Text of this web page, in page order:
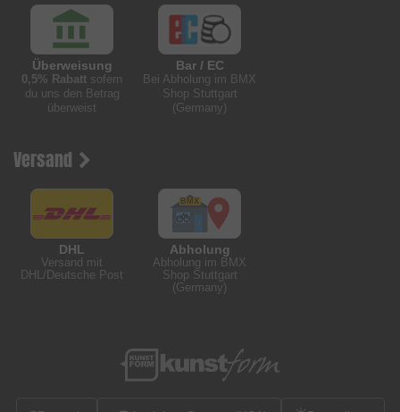
Überweisung
0,5% Rabatt sofern
du uns den Betrag
überweist
Bar / EC
Bei Abholung im BMX
Shop Stuttgart
(Germany)
Versand
DHL
Versand mit
DHL/Deutsche Post
Abholung
Abholung im BMX
Shop Stuttgart
(Germany)